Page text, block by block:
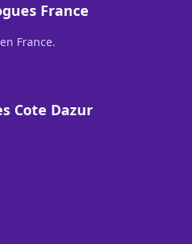
France
France.
Cote Dazur